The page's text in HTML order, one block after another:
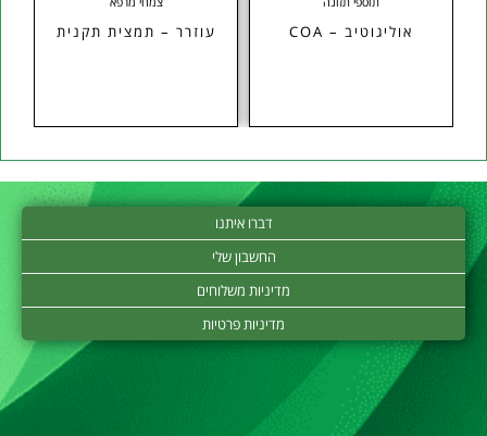
אוליגוטיב – COA עוזרר – תמצית תקנית
דברו איתנו
החשבון שלי
מדיניות משלוחים
מדיניות פרטיות